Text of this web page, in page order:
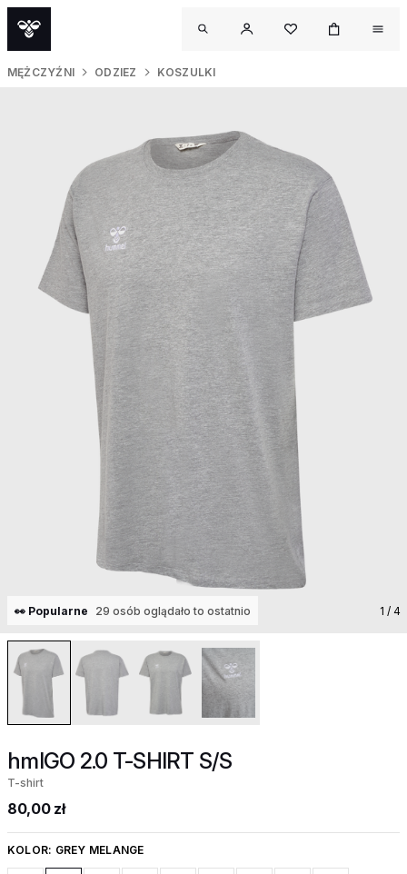
MĘŻCZYŹNI ODZIEZ KOSZULKI
👀 Popularne 29 osób oglądało to ostatnio 1 / 4
hmlGO 2.0 T-SHIRT S/S
T-shirt
80,00 zł
KOLOR: GREY MELANGE